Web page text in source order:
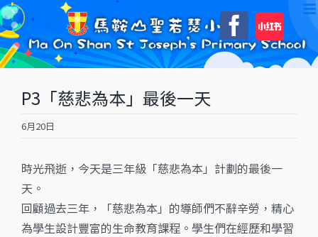
Skip
to
content
自
訂
P3「慈悲為本」最後一天
6月20日
時光飛逝，今天是三年級「慈悲為本」計劃的最後一
天。
回顧過去三年，「慈悲為本」的導師們不辭辛勞，精心
為學生設計豐富的生命教育課程。學生們在經歷和學習